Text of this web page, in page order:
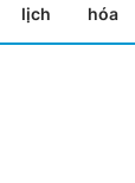
lịch
hóa